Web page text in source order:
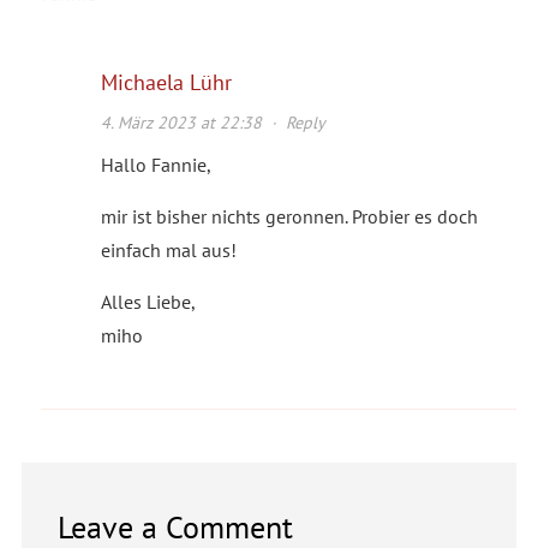
Michaela Lühr
4. März 2023 at 22:38· Reply
Hallo Fannie,
mir ist bisher nichts geronnen. Probier es doch
einfach mal aus!
Alles Liebe,
miho
Leave a Comment